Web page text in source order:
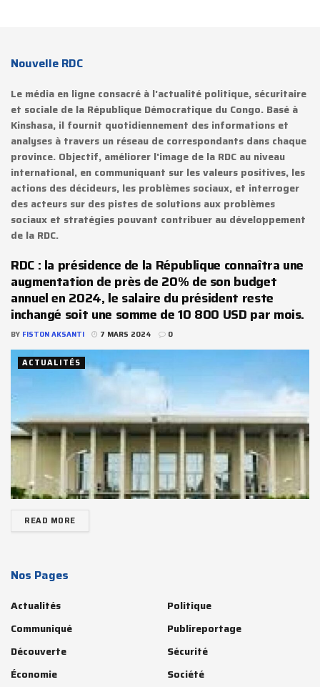
Nouvelle RDC
Le média en ligne consacré à l'actualité politique, sécuritaire
et sociale de la République Démocratique du Congo. Basé à
Kinshasa, il fournit quotidiennement des informations et
analyses à travers un réseau de correspondants dans chaque
province. Objectif, améliorer l'image de la RDC au niveau
international, en communiquant sur les valeurs positives, les
actions des décideurs, les problèmes sociaux, et interroger
des acteurs sur des pistes de solutions aux problèmes
sociaux et stratégies pouvant contribuer au développement
de la RDC.
RDC : la présidence de la République connaîtra une
augmentation de près de 20% de son budget
annuel en 2024, le salaire du président reste
inchangé soit une somme de 10 800 USD par mois.
BY FISTON AKSANTI 7 MARS 2024 0
ACTUALITÉS
READ MORE
Nos Pages
Actualités
Communiqué
Découverte
Économie
Politique
Publireportage
Sécurité
Société